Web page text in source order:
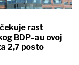
rast
BDP-a u ovoj
2,7 posto